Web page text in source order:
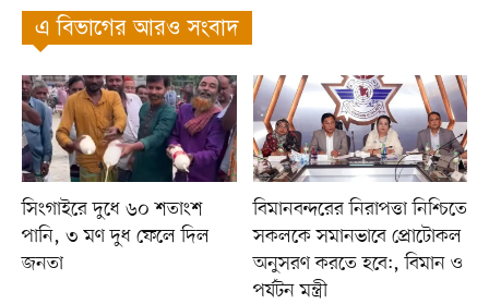
এ বিভাগের আরও সংবাদ
সিংগাইরে দুধে ৬০ শতাংশ
পানি, ৩ মণ দুধ ফেলে দিল
জনতা
বিমানবন্দরের নিরাপত্তা নিশ্চিতে
সকলকে সমানভাবে প্রোটোকল
অনুসরণ করতে হবে:, বিমান ও
পর্যটন মন্ত্রী